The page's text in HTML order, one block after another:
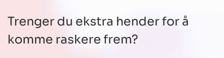
Trenger du ekstra hender for å
komme raskere frem?